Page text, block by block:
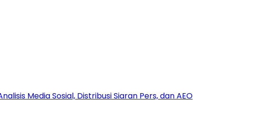
Media Sosial, Distribusi Siaran Pers, dan AEO